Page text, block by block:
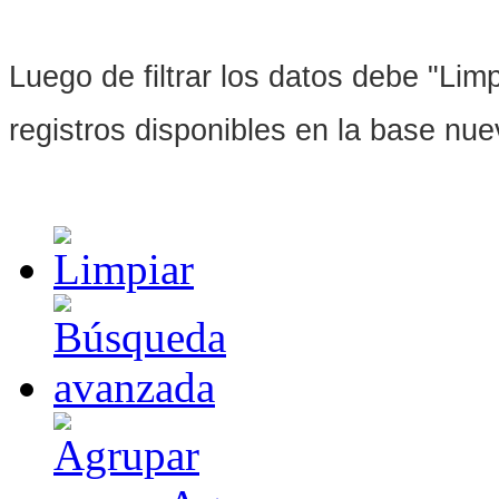
Luego de filtrar los datos debe
registros disponibles en la base